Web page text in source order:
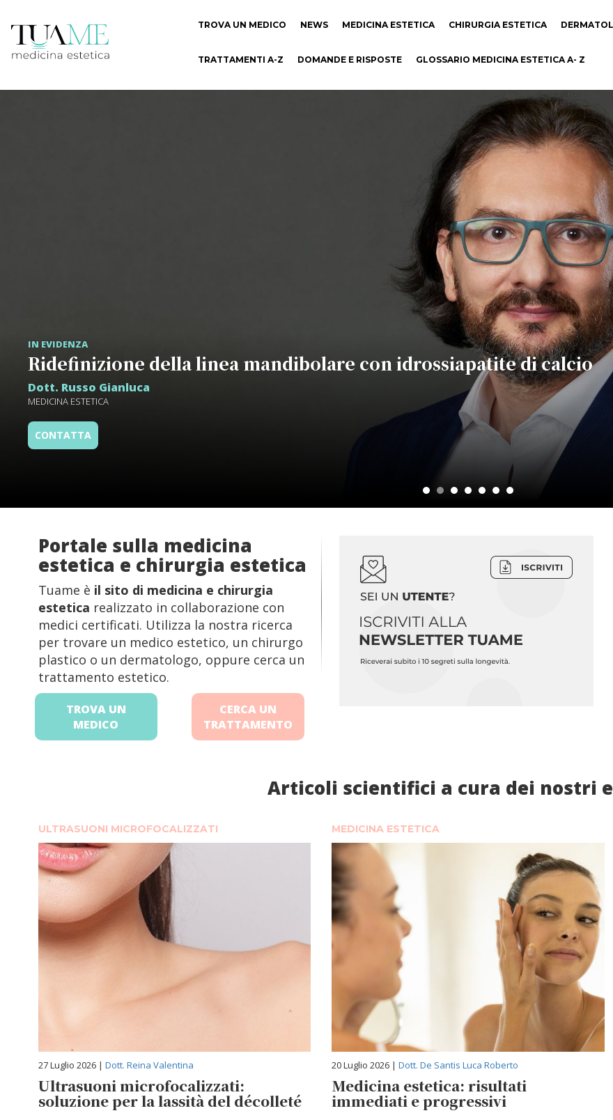
TROVA UN MEDICO NEWS MEDICINA ESTETICA CHIRURGIA ESTETICA
TRATTAMENTI A-Z DOMANDE E RISPOSTE GLOSSARIO MEDICINA ESTETICA A- Z
IN EVIDENZA
Ridefinizione della linea mandibolare con idrossiapatite di calcio
Dott. Russo Gianluca
MEDICINA ESTETICA
CONTATTA
Portale sulla medicina
estetica e chirurgia estetica
Tuame è il sito di medicina e chirurgia
estetica realizzato in collaborazione con
medici certificati. Utilizza la nostra ricerca
per trovare un medico estetico, un chirurgo
plastico o un dermatologo, oppure cerca un
trattamento estetico.
TROVA UN
MEDICO
CERCA UN
TRATTAMENTO
Articoli scientifici a cura dei nostri
ULTRASUONI MICROFOCALIZZATI
27 Luglio 2026 | Dott. Reina Valentina
Ultrasuoni microfocalizzati:
soluzione per la lassità del décolleté
MEDICINA ESTETICA
20 Luglio 2026 |Dott. De Santis Luca Roberto
Medicina estetica: risultati
immediati e progressivi